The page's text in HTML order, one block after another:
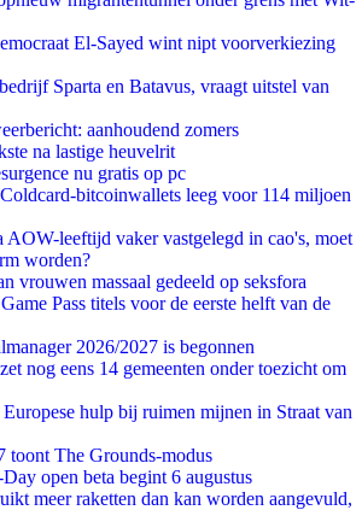
El-Sayed wint nipt voorverkiezing
Sparta en Batavus, vraagt uitstel van
aanhoudend zomers
na lastige heuvelrit
nu gratis op pc
bitcoinwallets leeg voor 114 miljoen
AOW-leeftijd vaker vastgelegd in cao's, moet
worden?
vrouwen massaal gedeeld op seksfora
Pass titels voor de eerste helft van de
2026/2027 is begonnen
nog eens 14 gemeenten onder toezicht om
hulp bij ruimen mijnen in Straat van
toont The Grounds-modus
open beta begint 6 augustus
meer raketten dan kan worden aangevuld,